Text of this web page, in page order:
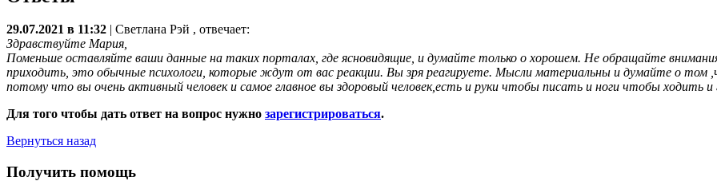
29.07.2021 в 11:32 Светлана Рэй , отвечает:
Здравствуйте Мария,
Поменьше оставляйте ваши данные на таких порталах, где ясновидящие, и думайте только о хорошем. Не обращайте
приходить, это обычные психологи, которые ждут от вас реакции. Вы зря реагируете. Мысли материальны и думайте о том
потому что вы очень активный человек и самое главное вы здоровый человек,есть и руки чтобы писать и ноги чтобы
Для того чтобы дать ответ на вопрос нужно зарегистрироваться.
Вернуться назад
Получить помощь